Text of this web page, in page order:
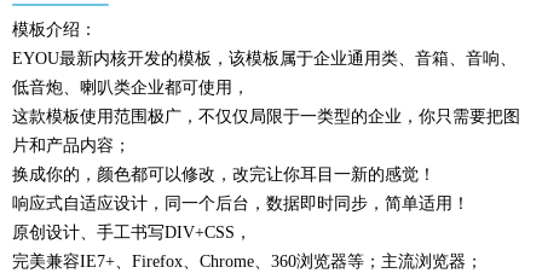
模板介绍：
EYOU最新内核开发的模板，该模板属于企业通用类、音箱、音响、
低音炮、喇叭类企业都可使用，
这款模板使用范围极广，不仅仅局限于一类型的企业，你只需要把图
片和产品内容；
换成你的，颜色都可以修改，改完让你耳目一新的感觉！
响应式自适应设计，同一个后台，数据即时同步，简单适用！
原创设计、手工书写DIV+CSS，
完美兼容IE7+、Firefox、Chrome、360浏览器等；主流浏览器；